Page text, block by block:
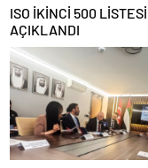
ISO İKİNCİ 500 LİSTESİ
AÇIKLANDI